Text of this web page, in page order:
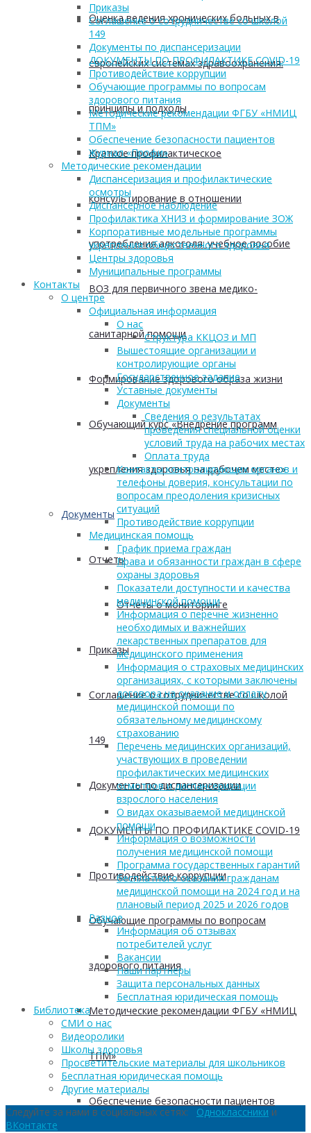
Оценка ведения хронических больных в
европейских системах здравоохранения:
принципы и подходы
Краткое профилактическое
консультирование в отношении
употребления алкоголя: учебное пособие
ВОЗ для первичного звена медико-
санитарной помощи
Формирование здорового образа жизни
Обучающий курс «Внедрение программ
укрепления здоровья на рабочем месте»
Документы
Отчеты
Отчеты о мониторинге
Приказы
Соглашение о сотрудничестве со школой
149
Документы по диспансеризации
ДОКУМЕНТЫ ПО ПРОФИЛАКТИКЕ COVID-19
Противодействие коррупции
Обучающие программы по вопросам
здорового питания
Методические рекомендации ФГБУ «НМИЦ
ТПМ»
Обеспечение безопасности пациентов
Приказы
Соглашение о сотрудничестве со школой
149
Документы по диспансеризации
ДОКУМЕНТЫ ПО ПРОФИЛАКТИКЕ COVID-19
Противодействие коррупции
Обучающие программы по вопросам
здорового питания
Методические рекомендации ФГБУ «НМИЦ
ТПМ»
Обеспечение безопасности пациентов
Журнал «Профи»
Методические рекомендации
Диспансеризация и профилактические
осмотры
Диспансерное наблюдение
Профилактика ХНИЗ и формирование ЗОЖ
Корпоративные модельные программы
укрепления общественного здоровья
Центры здоровья
Муниципальные программы
Контакты
О центре
Официальная информация
О нас
Структура ККЦОЗ и МП
Вышестоящие организации и
контролирующие органы
Государственное задание
Уставные документы
Документы
Сведения о результатах
проведения специальной оценки
условий труда на рабочих местах
Оплата труда
Контакты контролирующих органов и
телефоны доверия, консультации по
вопросам преодоления кризисных
ситуаций
Противодействие коррупции
Медицинская помощь
График приема граждан
Права и обязанности граждан в сфере
охраны здоровья
Показатели доступности и качества
медицинской помощи
Информация о перечне жизненно
необходимых и важнейших
лекарственных препаратов для
медицинского применения
Информация о страховых медицинских
организациях, с которыми заключены
договора на оказание и оплату
медицинской помощи по
обязательному медицинскому
страхованию
Перечень медицинских организаций,
участвующих в проведении
профилактических медицинских
осмотров и диспансеризации
взрослого населения
О видах оказываемой медицинской
помощи
Информация о возможности
получения медицинской помощи
Программа государственных гарантий
бесплатного оказания гражданам
медицинской помощи на 2024 год и на
плановый период 2025 и 2026 годов
Разное
Информация об отзывах
потребителей услуг
Вакансии
Наши партнеры
Защита персональных данных
Бесплатная юридическая помощь
Библиотека
СМИ о нас
Видеоролики
Школы здоровья
Просветительские материалы для школьников
Бесплатная юридическая помощь
Другие материалы
Следуйте за нами в социальных сетях: Одноклассники и
ВКонтакте